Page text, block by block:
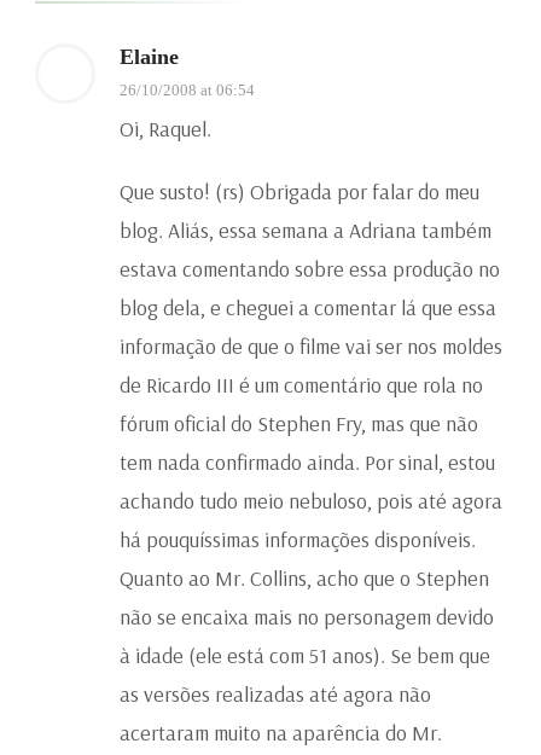
Elaine
26/10/2008 at 06:54
Oi, Raquel.
Que susto! (rs) Obrigada por falar do meu
blog. Aliás, essa semana a Adriana também
estava comentando sobre essa produção no
blog dela, e cheguei a comentar lá que essa
informação de que o filme vai ser nos moldes
de Ricardo III é um comentário que rola no
fórum oficial do Stephen Fry, mas que não
tem nada confirmado ainda. Por sinal, estou
achando tudo meio nebuloso, pois até agora
há pouquíssimas informações disponíveis.
Quanto ao Mr. Collins, acho que o Stephen
não se encaixa mais no personagem devido
à idade (ele está com 51 anos). Se bem que
as versões realizadas até agora não
acertaram muito na aparência do Mr.